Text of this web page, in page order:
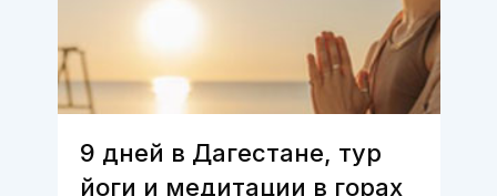
9 дней в Дагестане, тур
йоги и медитации в горах